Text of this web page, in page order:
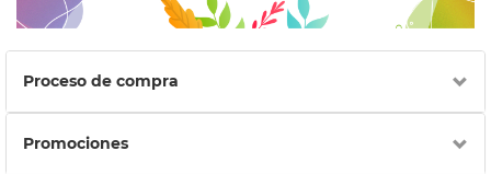
Proceso de compra
Promociones